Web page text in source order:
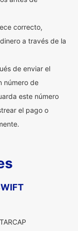
correcto,
a través de la
de enviar el
número de
este número
el pago o